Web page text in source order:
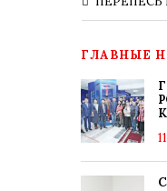
ГЛАВНЫЕ